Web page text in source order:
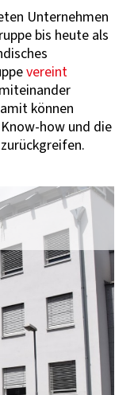
Unternehmen
bis heute als
vereint
können
how und die